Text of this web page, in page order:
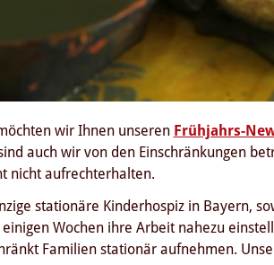
wir Ihnen unseren Frühjahrs-
auch wir von den Einschränkungen
nicht aufrechterhalten.
stationäre Kinderhospiz in Bayern,
einigen Wochen ihre Arbeit nahezu
Familien stationär aufnehmen.